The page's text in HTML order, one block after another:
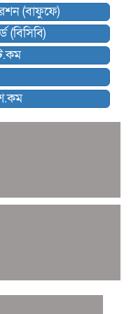
স্কোয়াড
প্রতিমন্ত্রীর অভিনন্দন
(বাফুফে)
(বিসিবি)